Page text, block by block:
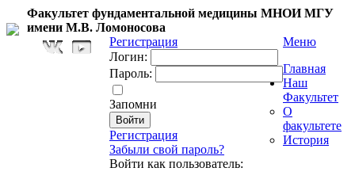
Факультет фундаментальной медицины МНОИ МГУ
имени М.В. Ломоносова
Регистрация
Логин:
Пароль:
Запомни
Регистрация
Забыли свой пароль?
Войти как пользователь:
Меню
Главная
Наш
Факультет
О
факультете
История